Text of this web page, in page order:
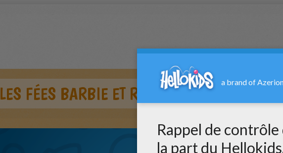
LES FÉES BARBIE ET RAQUELLE À COLORIER